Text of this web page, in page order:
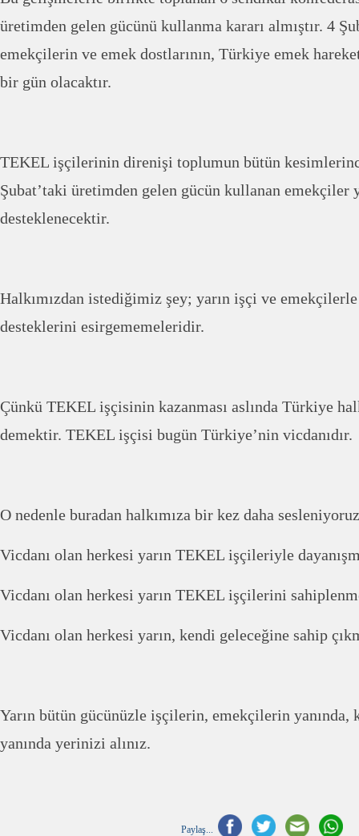
üretimden gelen gücünü kullanma kararı almıştır. 4
emekçilerin ve emek dostlarının, Türkiye emek
bir gün olacaktır.
TEKEL işçilerinin direnişi toplumun bütün
Şubat’taki üretimden gelen gücün kullanan emekçiler
desteklenecektir.
Halkımızdan istediğimiz şey; yarın işçi ve
desteklerini esirgememeleridir.
Çünkü TEKEL işçisinin kazanması aslında Türkiye
demektir. TEKEL işçisi bugün Türkiye’nin vicdanıdır.
O nedenle buradan halkımıza bir kez daha
Vicdanı olan herkesi yarın TEKEL işçileriyle
Vicdanı olan herkesi yarın TEKEL işçilerini
Vicdanı olan herkesi yarın, kendi geleceğine sahip
Yarın bütün gücünüzle işçilerin, emekçilerin yanında,
yanında yerinizi alınız.
Paylaş...